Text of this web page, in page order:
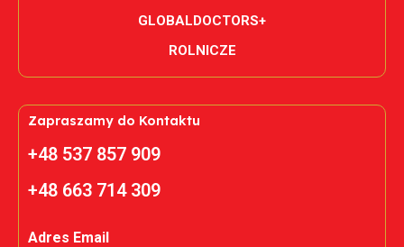
GLOBALDOCTORS+
ROLNICZE
Zapraszamy do Kontaktu
+48 537 857 909
+48 663 714 309
Adres Email